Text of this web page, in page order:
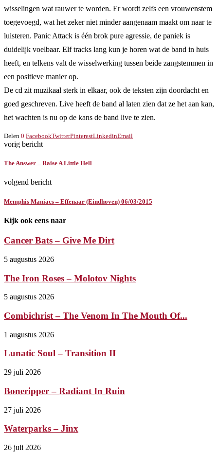
wisselingen wat rauwer te worden. Er wordt zelfs een vrouwenstem
toegevoegd, wat het zeker niet minder aangenaam maakt om naar te
luisteren. Panic Attack is één brok pure agressie, de paniek is
duidelijk voelbaar. Elf tracks lang kun je horen wat de band in huis
heeft, en telkens valt de wisselwerking tussen beide zangstemmen in
een positieve manier op.
De cd zit muzikaal sterk in elkaar, ook de teksten zijn doordacht en
goed geschreven. Live heeft de band al laten zien dat ze het aan kan,
het wachten is nu op de kans de band live te zien.
Delen 0 FacebookTwitterPinterestLinkedinEmail
vorig bericht
The Answer – Raise A Little Hell
volgend bericht
Memphis Maniacs – Effenaar (Eindhoven) 06/03/2015
Kijk ook eens naar
Cancer Bats – Give Me Dirt
5 augustus 2026
The Iron Roses – Molotov Nights
5 augustus 2026
Combichrist – The Venom In The Mouth Of...
1 augustus 2026
Lunatic Soul – Transition II
29 juli 2026
Boneripper – Radiant In Ruin
27 juli 2026
Waterparks – Jinx
26 juli 2026